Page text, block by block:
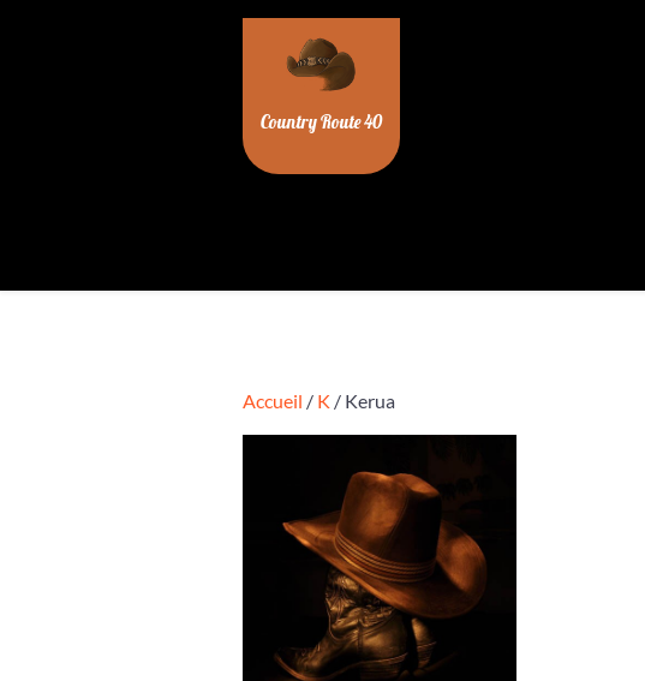
Country Route 40
Accueil / K / Kerua